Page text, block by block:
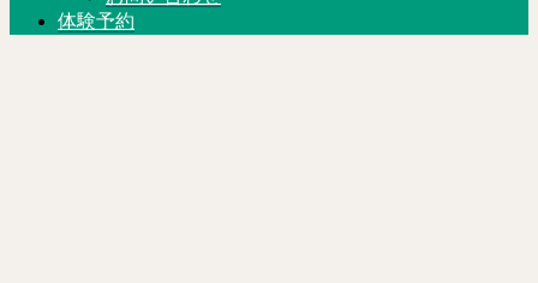
体験予約